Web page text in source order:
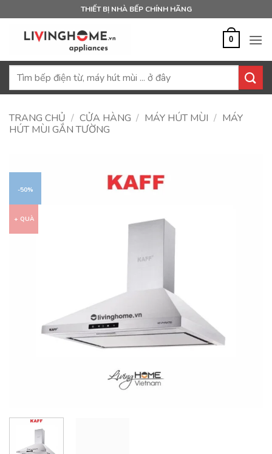
qua
THIẾT BỊ NHÀ BẾP CHÍNH HÃNG
0
Tìm
TRANG CHỦ / CỬA HÀNG / MÁY HÚT MÙI / MÁY
HÚT MÙI GẮN TƯỜNG
-50%
+ QUÀ